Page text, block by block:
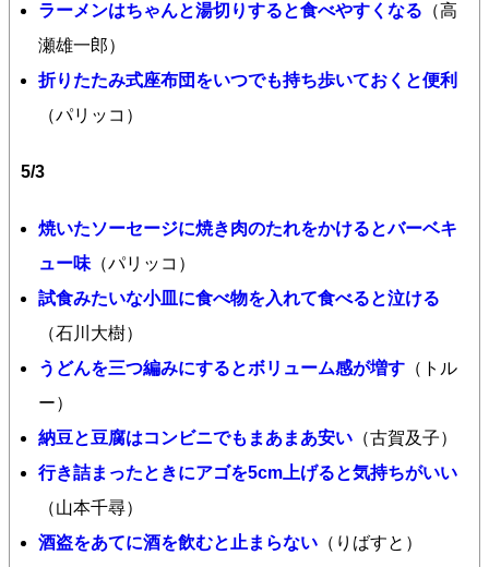
ラーメンはちゃんと湯切りすると食べやすくなる （高
瀬雄一郎）
折りたたみ式座布団をいつでも持ち歩いておくと便利
（パリッコ）
5/3
焼いたソーセージに焼き肉のたれをかけるとバーベキ
ュー味 （パリッコ）
試食みたいな小皿に食べ物を入れて食べると泣ける
（石川大樹）
うどんを三つ編みにするとボリューム感が増す （トル
ー）
納豆と豆腐はコンビニでもまあまあ安い （古賀及子）
行き詰まったときにアゴを5cm上げると気持ちがいい
（山本千尋）
酒盗をあてに酒を飲むと止まらない （りばすと）